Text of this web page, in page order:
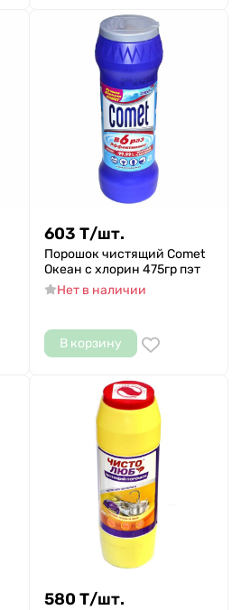
603 Т/шт.
Порошок чистящий Comet
Океан с хлорин 475гр пэт
Нет в наличии
В корзину
580 Т/шт.